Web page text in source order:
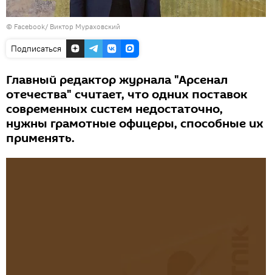
© Facebook/ Виктор Мураховский
Подписаться
Главный редактор журнала "Арсенал
отечества" считает, что одних поставок
современных систем недостаточно,
нужны грамотные офицеры, способные их
применять.